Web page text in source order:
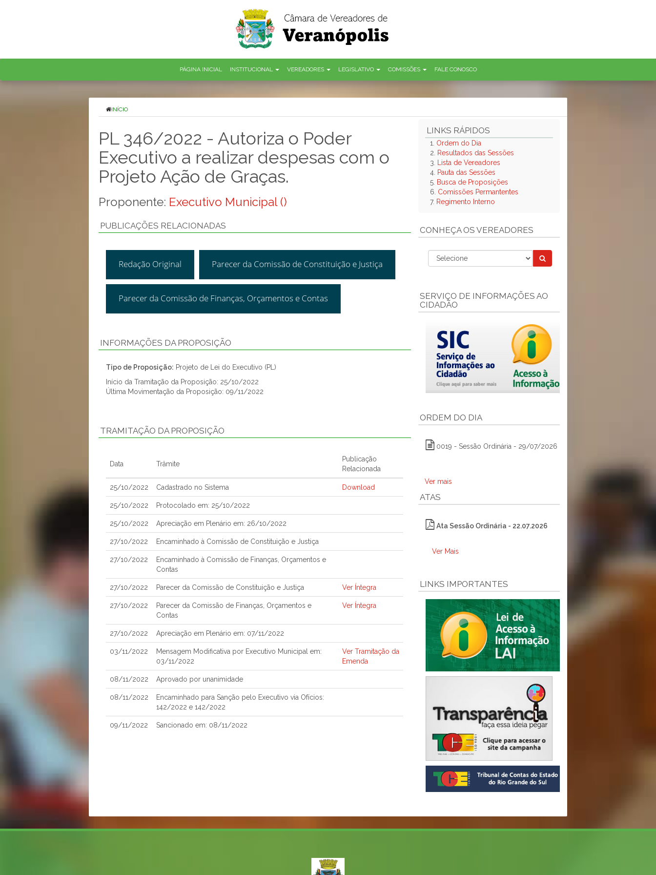
PÁGINA INICIAL INSTITUCIONAL VEREADORES LEGISLATIVO COMISSÕES FALE CONOSCO
INÍCIO
PL 346/2022 - Autoriza o Poder
Executivo a realizar despesas com o
Projeto Ação de Graças.
Proponente: Executivo Municipal ()
PUBLICAÇÕES RELACIONADAS
Redação Original Parecer da Comissão de Constituição e Justiça
Parecer da Comissão de Finanças, Orçamentos e Contas
INFORMAÇÕES DA PROPOSIÇÃO
Tipo de Proposição: Projeto de Lei do Executivo (PL)
Início da Tramitação da Proposição: 25/10/2022
Última Movimentação da Proposição: 09/11/2022
TRAMITAÇÃO DA PROPOSIÇÃO
Data Trâmite
Publicação
Relacionada
25/10/2022 Cadastrado no Sistema Download
25/10/2022 Protocolado em: 25/10/2022
25/10/2022 Apreciação em Plenário em: 26/10/2022
27/10/2022 Encaminhado à Comissão de Constituição e Justiça
27/10/2022
Encaminhado à Comissão de Finanças, Orçamentos e
Contas
27/10/2022 Parecer da Comissão de Constituição e Justiça Ver Íntegra
27/10/2022
Parecer da Comissão de Finanças, Orçamentos e
Contas
Ver Íntegra
27/10/2022 Apreciação em Plenário em: 07/11/2022
03/11/2022
Mensagem Modificativa por Executivo Municipal em:
03/11/2022
Ver Tramitação da
Emenda
08/11/2022 Aprovado por unanimidade
08/11/2022
Encaminhado para Sanção pelo Executivo via Ofícios:
142/2022 e 142/2022
09/11/2022 Sancionado em: 08/11/2022
LINKS RÁPIDOS
1. Ordem do Dia
2.
Resultados das Sessões
3.
Lista de Vereadores
4. Pauta das Sessões
5. Busca de Proposições
6. Comissões Permantentes
7. Regimento Interno
CONHEÇA OS VEREADORES
SERVIÇO DE INFORMAÇÕES AO
CIDADÃO
ORDEM DO DIA
0019 - Sessão Ordinária - 29/07/2026
Ver mais
ATAS
Ata Sessão Ordinária - 22.07.2026
Ver Mais
LINKS IMPORTANTES